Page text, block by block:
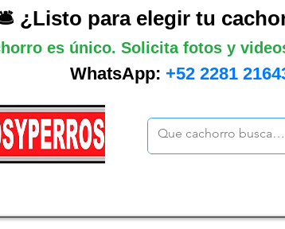
¿Listo para elegir tu
es único. Solicita fotos y
WhatsApp: +52 2281